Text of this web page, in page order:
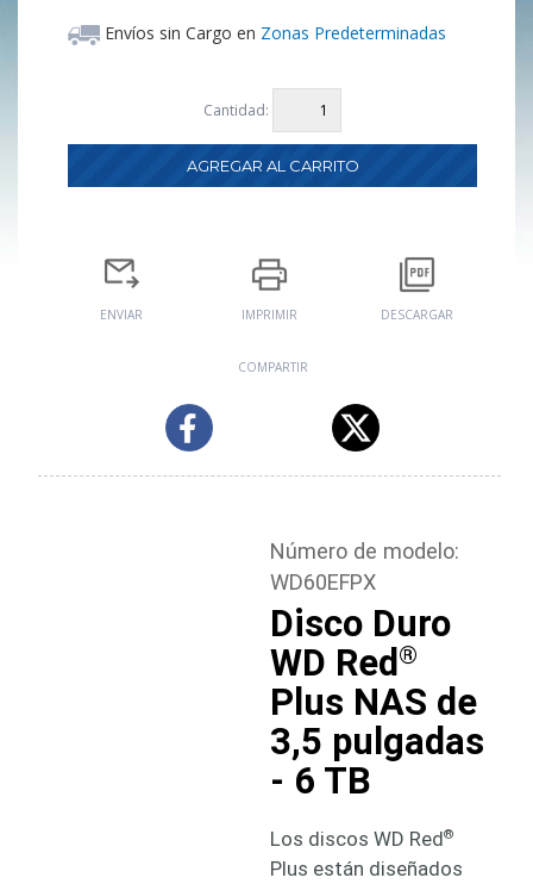
Envíos sin Cargo en Zonas Predeterminadas
Cantidad:
ENVIAR IMPRIMIR DESCARGAR
COMPARTIR
Número de modelo:
WD60EFPX
Disco Duro
WD Red ®
Plus NAS de
3,5 pulgadas
- 6 TB
Los discos WD Red®
Plus están diseñados